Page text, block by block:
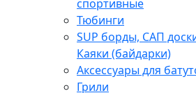
спортивные
Тюбинги
SUP борды, САП
Каяки (байдарки)
Аксессуары для
Грили